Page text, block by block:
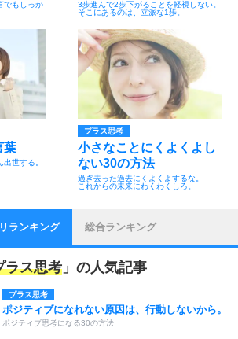
でもしっか
3歩進んで2歩下がることを軽視しない。
そこにあるのは、立派な1歩。
葉
世する。
プラス思考
小さなことにくよくよし
ない30の方法
過ぎ去った過去にくよくよするな。
これからの未来にわくわくしろ。
ランキング 総合ランキング
ラス思考 」の人気記事
プラス思考
ポジティブになれない原因は、行動しないから。
ポジティブ思考になる30の方法